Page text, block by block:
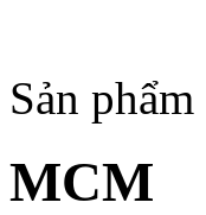
Sản phẩm
MCM